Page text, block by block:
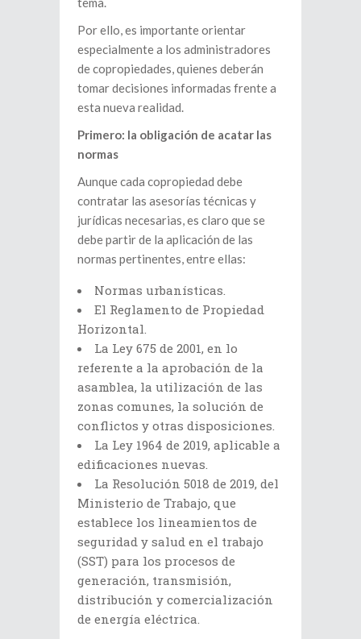
Por ello, es importante orientar
especialmente a los administradores
de copropiedades, quienes deberán
tomar decisiones informadas frente a
esta nueva realidad.
Primero: la obligación de acatar las
normas
Aunque cada copropiedad debe
contratar las asesorías técnicas y
jurídicas necesarias, es claro que se
debe partir de la aplicación de las
normas pertinentes, entre ellas:
Normas urbanísticas.
El Reglamento de Propiedad
Horizontal.
La Ley 675 de 2001, en lo
referente a la aprobación de la
asamblea, la utilización de las
zonas comunes, la solución de
conflictos y otras disposiciones.
La Ley 1964 de 2019, aplicable a
edificaciones nuevas.
La Resolución 5018 de 2019, del
Ministerio de Trabajo, que
establece los lineamientos de
seguridad y salud en el trabajo
(SST) para los procesos de
generación, transmisión,
distribución y comercialización
de energía eléctrica.